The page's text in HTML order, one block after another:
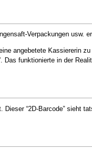
Verpackungen usw.
angebetete Kassiererin
funktionierte in der
“2D-Barcode” sieht